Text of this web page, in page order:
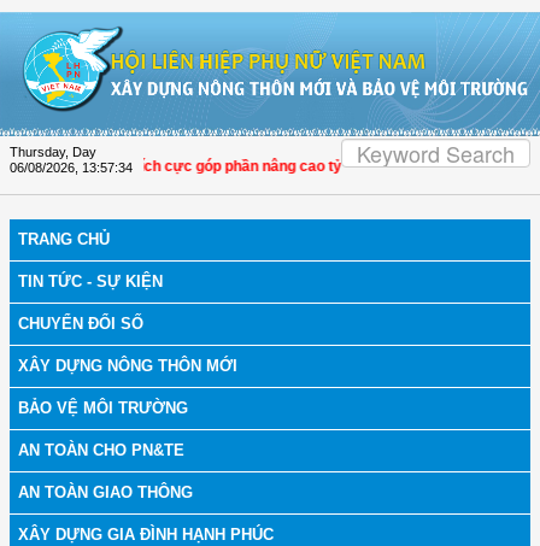
Thursday, Day
06/08/2026 13:57:34
LHPN Thọ Xuân tích cực góp phần nâng cao tỷ lệ người dân tham gia bảo
TRANG CHỦ
TIN TỨC - SỰ KIỆN
CHUYỂN ĐỔI SỐ
XÂY DỰNG NÔNG THÔN MỚI
BẢO VỆ MÔI TRƯỜNG
AN TOÀN CHO PN&TE
AN TOÀN GIAO THÔNG
XÂY DỰNG GIA ĐÌNH HẠNH PHÚC